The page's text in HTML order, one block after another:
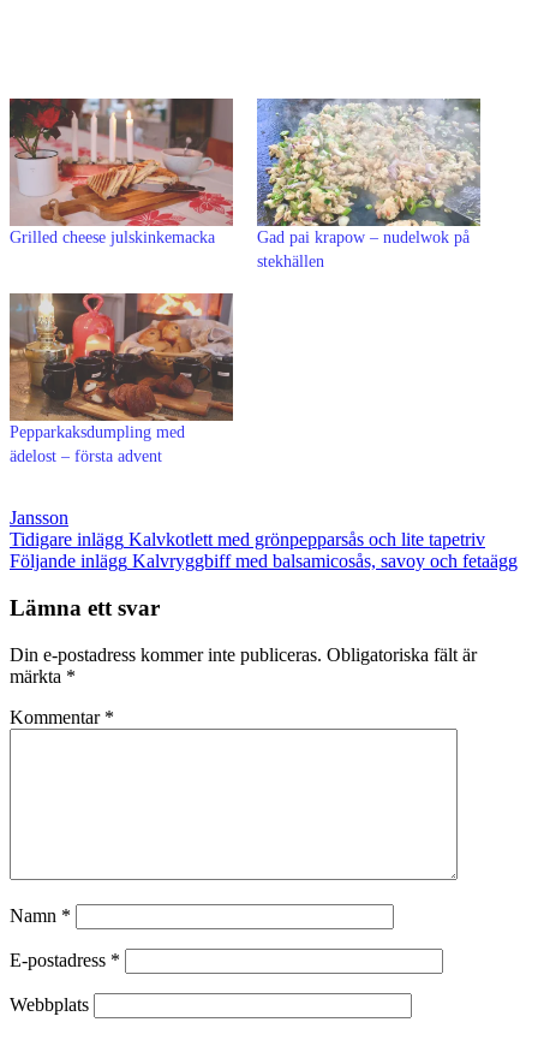
Grilled cheese julskinkemacka
Gad pai krapow – nudelwok på
stekhällen
Pepparkaksdumpling med
ädelost – första advent
Jansson
Inläggsnavigering
Tidigare inlägg Kalvkotlett med grönpepparsås och lite tapetriv
Följande inlägg Kalvryggbiff med balsamicosås, savoy och fetaägg
Lämna ett svar
Din e-postadress kommer inte publiceras. Obligatoriska fält är
märkta *
Kommentar *
Namn *
E-postadress *
Webbplats